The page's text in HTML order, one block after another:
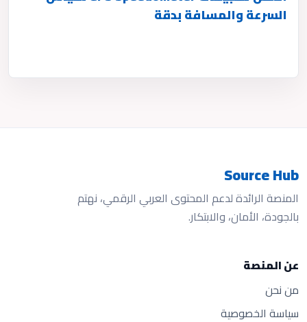
السرعة والمسافة بدقة
Source Hub
المنصة الرائدة لدعم المحتوى العربي الرقمي، نهتم
بالجودة، الأمان، والابتكار.
عن المنصة
من نحن
سياسة الخصوصية